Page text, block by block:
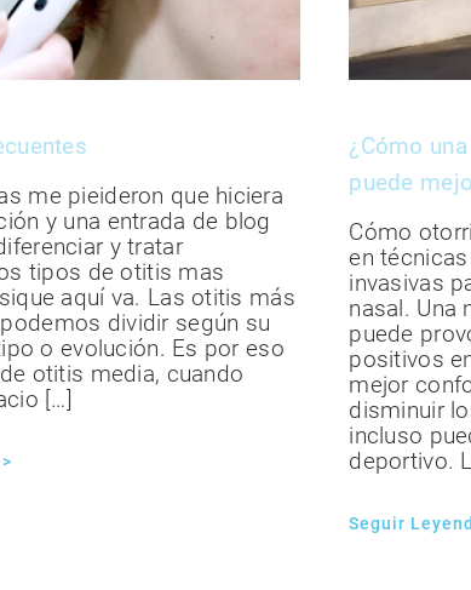
me pieideron que hiciera
y una entrada de blog
y tratar
tipos de otitis mas
aquí va. Las otitis más
dividir según su
o evolución. Es por eso
otitis media, cuando
[…]
¿Cómo
puede
Cómo
en
invasivas
nasal. Una
puede
positivos
mejor
disminuir
incluso
deportivo.
Seguir